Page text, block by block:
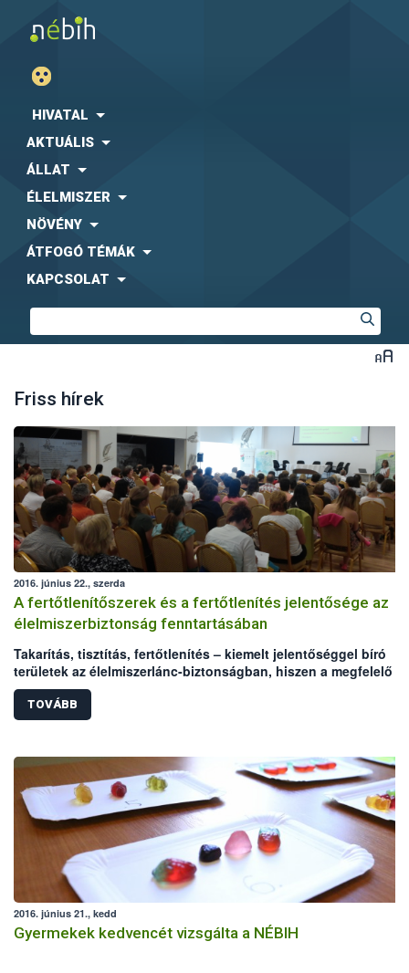
HIVATAL
AKTUÁLIS
ÁLLAT
ÉLELMISZER
NÖVÉNY
ÁTFOGÓ TÉMÁK
KAPCSOLAT
Friss hírek
2016. június 22., szerda
A fertőtlenítőszerek és a fertőtlenítés jelentősége az
élelmiszerbiztonság fenntartásában
Takarítás, tisztítás, fertőtlenítés – kiemelt jelentőséggel bíró
területek az élelmiszerlánc-biztonságban, hiszen a megfelelő
higiénia kialakítása, fenntartása az élelmiszerek biztonságát és
minőségét befolyásolja. A nem megfelelő hatékonyságú, vagy
rosszul használt fertőtlenítő szerek súlyos élelmiszerbiztonsági
Hivatal (NÉBIH) az Országos Tisztifőorvosi Hivatallal (OTH)
az Élelmiszer Higiénikusok Társasága kezdeményezésére
megszervezte azt a konferenciát, amelyen a fertőtlenítés
felmerülő problémák kezeléséről, a hatékony hibafeltárásról és
beavatkozásról, valamint megoldási lehetőségekről is
a szakemberek.
TOVÁBB
2016. június 21., kedd
Gyermekek kedvencét vizsgálta a NÉBIH